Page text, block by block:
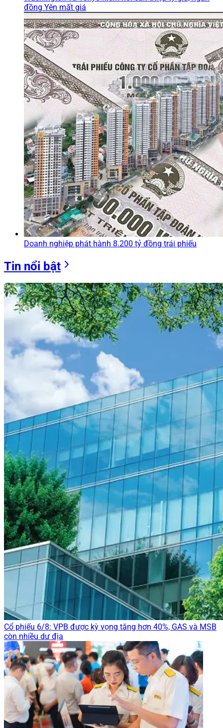
đồng Yên mất giá
Doanh nghiệp phát hành 8.200 tỷ đồng trái phiếu
Tin nổi bật
Cổ phiếu 6/8: VPB được kỳ vọng tăng hơn 40%, GAS và MSB
còn nhiều dư địa